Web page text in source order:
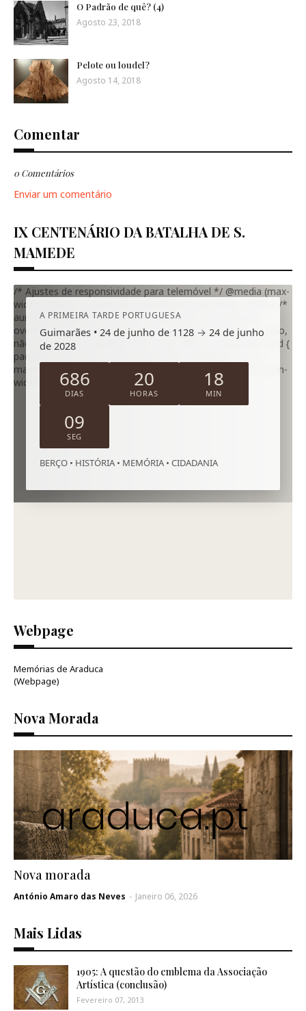
O Padrão de quê? (4)
Agosto 23, 2018
Pelote ou loudel?
Agosto 14, 2018
Comentar
0 Comentários
Enviar um comentário
IX CENTENÁRIO DA BATALHA DE S.
MAMEDE
A PRIMEIRA TARDE PORTUGUESA
Guimarães • 24 de junho de 1128 → 24 de junho
de 2028
686
DIAS
20
HORAS
18
MIN
08
SEG
BERÇO • HISTÓRIA • MEMÓRIA • CIDADANIA
/* Ajustes de responsividade para telemóvel */ @media (max-
width: 600px) { .s-mamede-countdown { min-height: 380px; /*
aumenta a altura mínima no telemóvel */ } .s-mamede-
overlay { align-items: flex-start; /* cartão encostado ao topo,
não ao centro */ padding: 16px 12px 18px; } .s-mamede-card {
padding: 16px 14px; /* um pouco mais compacto */ } .s-
mamede-title { font-size: 20px; } .s-mamede-timer .unit { min-
width: 76px; padding: 8px 9px; } }
Webpage
Memórias de Araduca
(Webpage)
Nova Morada
Nova morada
António Amaro das Neves - Janeiro 06, 2026
Mais Lidas
1905: A questão do emblema da Associação
Artística (conclusão)
Fevereiro 07, 2013